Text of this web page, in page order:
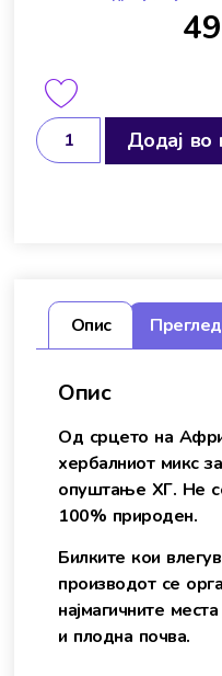
Додај во
Опис
Опис
Од срцето на
хербалниот микс
опуштање ХГ. Не
100% природен.
Билките кои
производот се
најмагичните
и плодна почва.